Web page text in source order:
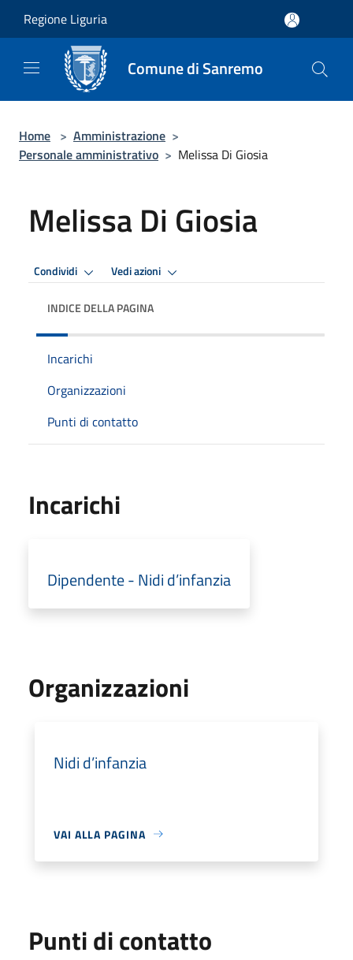
Regione Liguria
Comune di Sanremo
Home > Amministrazione >
Personale amministrativo > Melissa Di Giosia
Melissa Di Giosia
Condividi Vedi azioni
INDICE DELLA PAGINA
Incarichi
Organizzazioni
Punti di contatto
Incarichi
Dipendente - Nidi d’infanzia
Organizzazioni
Nidi d’infanzia
VAI ALLA PAGINA
Punti di contatto